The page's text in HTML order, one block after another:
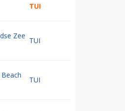
TUI
Zee
TUI
TUI